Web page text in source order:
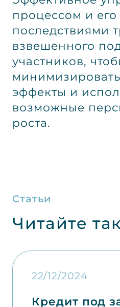
процессом и его
последствиями
взвешенного
участников,
эффекты и
возможные
роста.
Статьи
Читайте
22/12/2024
Кредит под